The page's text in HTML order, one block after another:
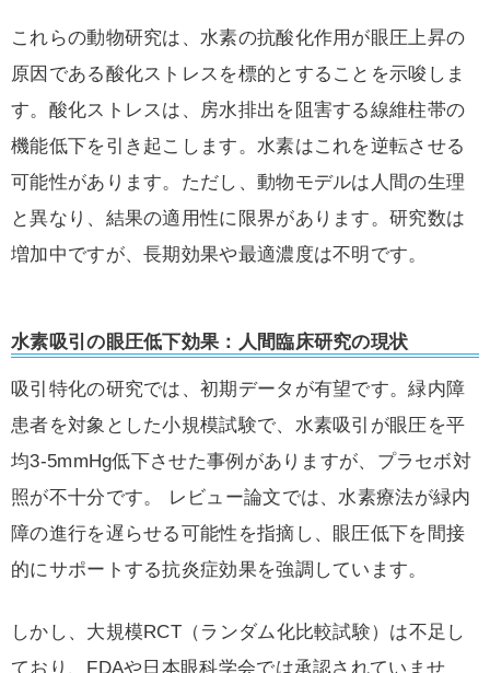
これらの動物研究は、水素の抗酸化作用が眼圧上昇の
原因である酸化ストレスを標的とすることを示唆しま
す。酸化ストレスは、房水排出を阻害する線維柱帯の
機能低下を引き起こします。水素はこれを逆転させる
可能性があります。ただし、動物モデルは人間の生理
と異なり、結果の適用性に限界があります。研究数は
増加中ですが、長期効果や最適濃度は不明です。
水素吸引の眼圧低下効果：人間臨床研究の現状
吸引特化の研究では、初期データが有望です。緑内障
患者を対象とした小規模試験で、水素吸引が眼圧を平
均3-5mmHg低下させた事例がありますが、プラセボ対
照が不十分です。 レビュー論文では、水素療法が緑内
障の進行を遅らせる可能性を指摘し、眼圧低下を間接
的にサポートする抗炎症効果を強調しています。
しかし、大規模RCT（ランダム化比較試験）は不足し
ており、FDAや日本眼科学会では承認されていませ